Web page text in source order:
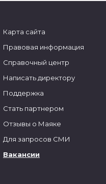
Карта сайта
Правовая информация
Справочный центр
Написать директору
Поддержка
Стать партнером
Отзывы о Маяке
Для запросов СМИ
Вакансии